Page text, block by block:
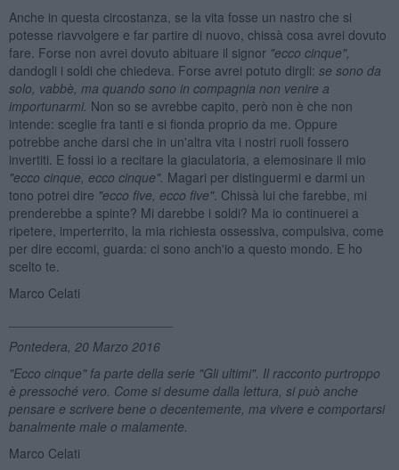
Anche in questa circostanza, se la vita fosse un nastro che si
potesse riavvolgere e far partire di nuovo, chissà cosa avrei dovuto
fare. Forse non avrei dovuto abituare il signor "ecco cinque",
dandogli i soldi che chiedeva. Forse avrei potuto dirgli: se sono da
solo, vabbè, ma quando sono in compagnia non venire a
importunarmi. Non so se avrebbe capito, però non è che non
intende: sceglie fra tanti e si fionda proprio da me. Oppure
potrebbe anche darsi che in un'altra vita i nostri ruoli fossero
invertiti. E fossi io a recitare la giaculatoria, a elemosinare il mio
"ecco cinque, ecco cinque". Magari per distinguermi e darmi un
tono potrei dire "ecco five, ecco five". Chissà lui che farebbe, mi
prenderebbe a spinte? Mi darebbe i soldi? Ma io continuerei a
ripetere, imperterrito, la mia richiesta ossessiva, compulsiva, come
per dire eccomi, guarda: ci sono anch'io a questo mondo. E ho
scelto te.
Marco Celati
Pontedera, 20 Marzo 2016
"Ecco cinque" fa parte della serie "Gli ultimi". Il racconto purtroppo
è pressoché vero. Come si desume dalla lettura, si può anche
pensare e scrivere bene o decentemente, ma vivere e comportarsi
banalmente male o malamente.
Marco Celati